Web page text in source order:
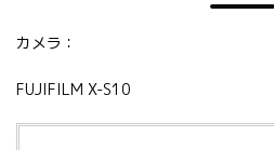
カメラ：
FUJIFILM X-S10